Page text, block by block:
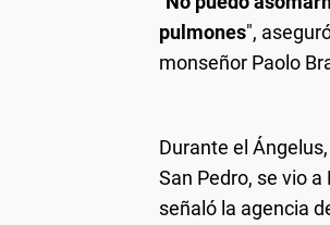
pulmones",
monseñor Paolo
Durante el
San Pedro, se vio
señaló la agencia